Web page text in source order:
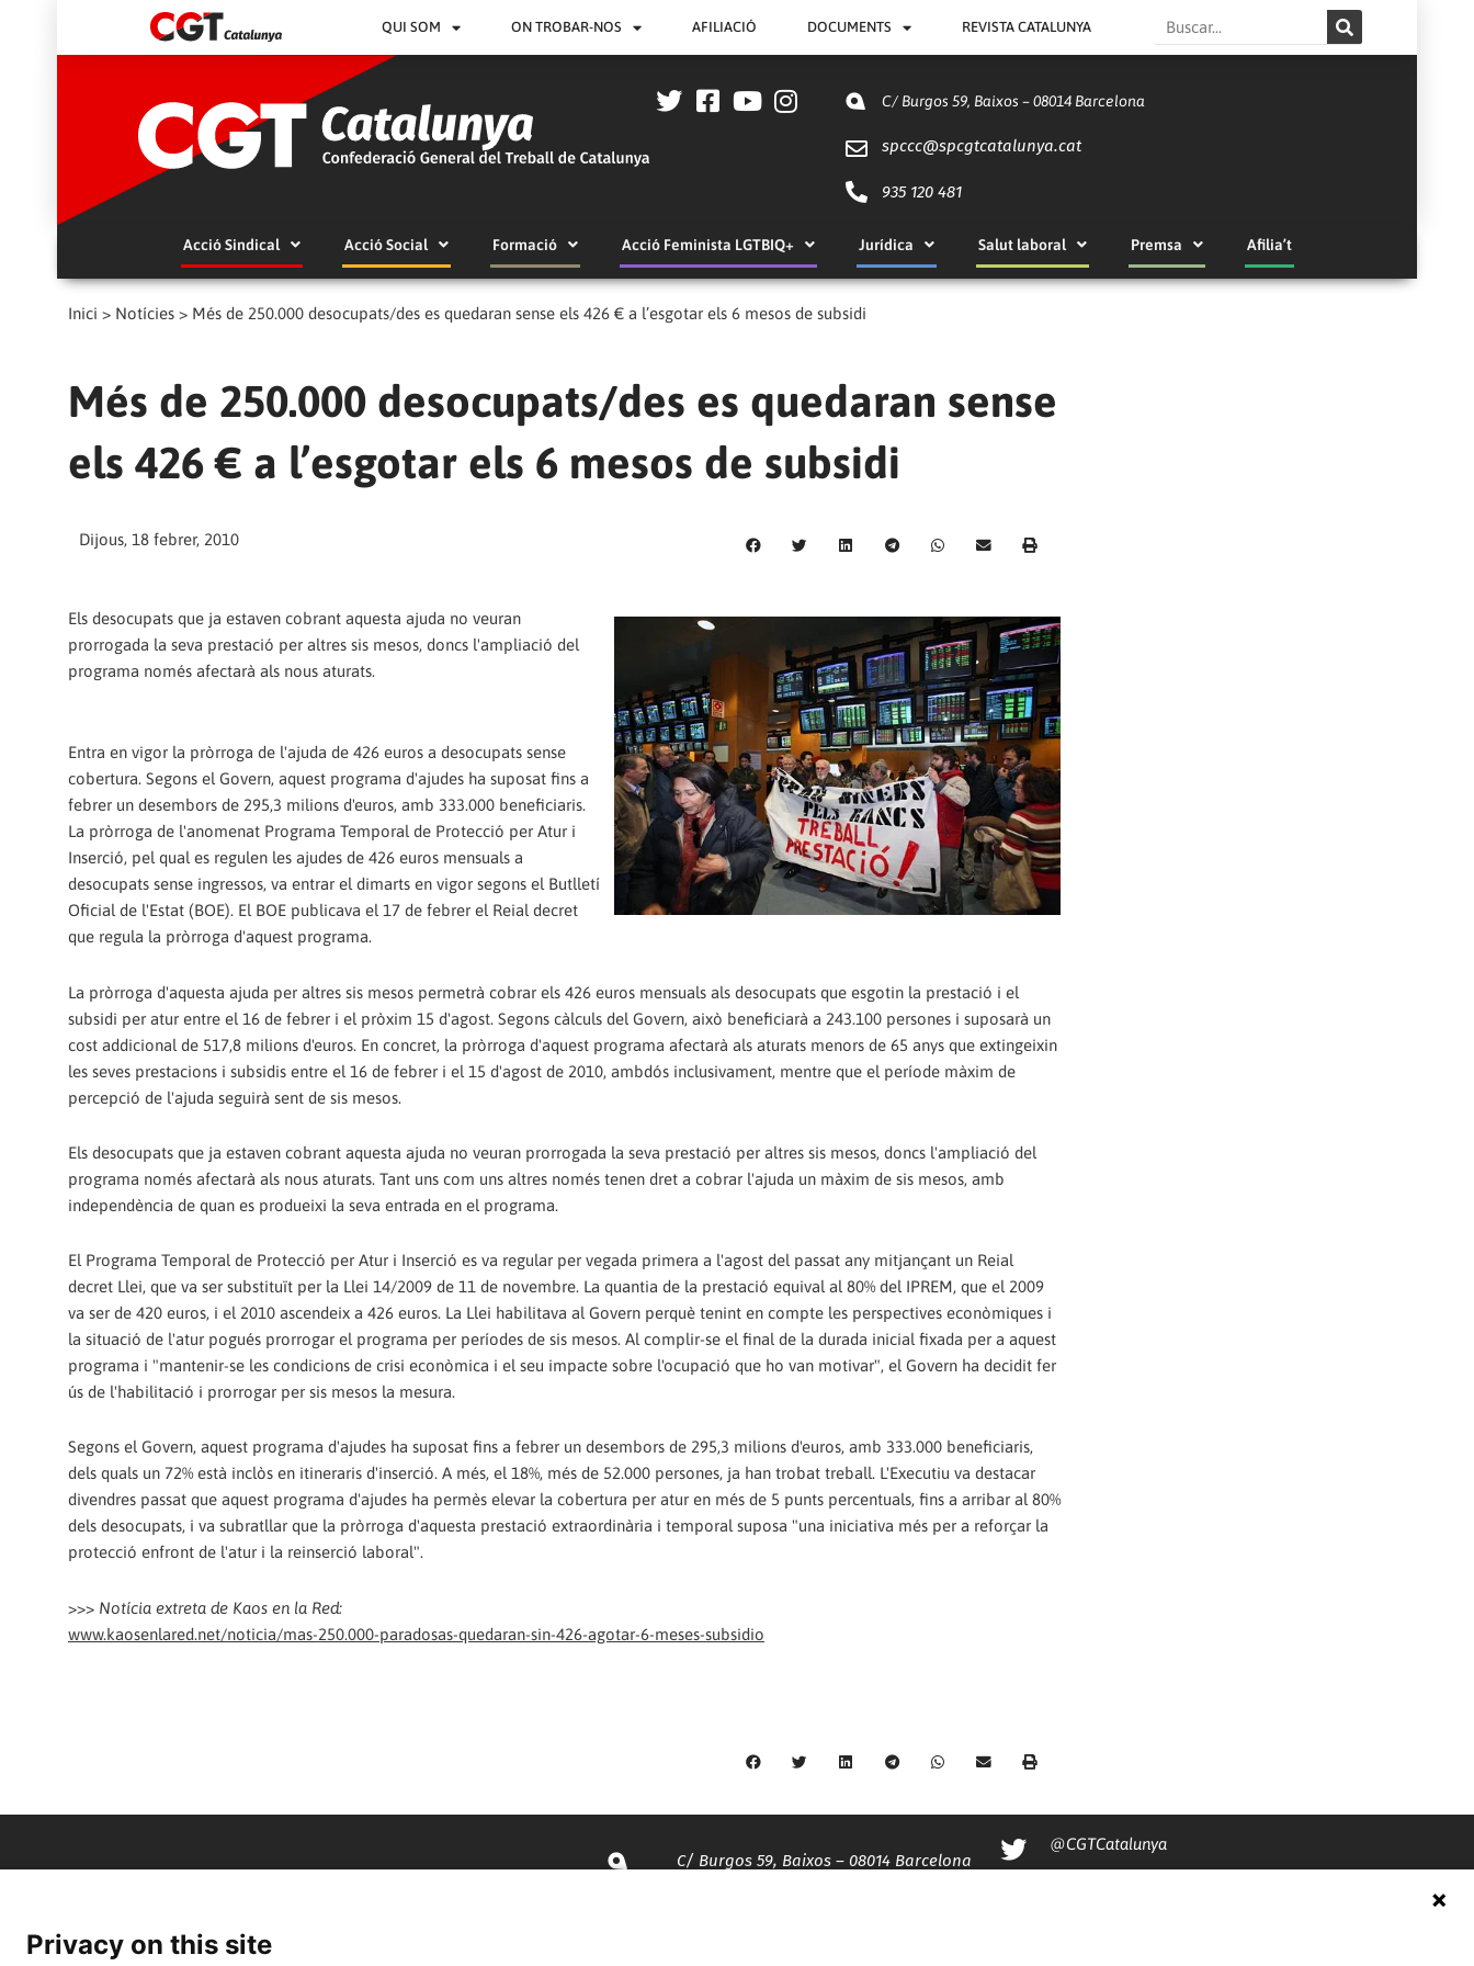
QUI SOM ON TROBAR-NOS AFILIACIÓ DOCUMENTS REVISTA CATALUNYA Search
C/ Burgos 59, Baixos – 08014 Barcelona
spccc@spcgtcatalunya.cat
935 120 481
Acció Sindical Acció Social Formació Acció Feminista LGTBIQ+ Jurídica Salut laboral Premsa Afilia’t
Inici > Notícies > Més de 250.000 desocupats/des es quedaran sense els 426 € a l’esgotar els 6 mesos de subsidi
Més de 250.000 desocupats/des es quedaran sense
els 426 € a l’esgotar els 6 mesos de subsidi
Dijous, 18 febrer, 2010
Els desocupats que ja estaven cobrant aquesta ajuda no veuran
prorrogada la seva prestació per altres sis mesos, doncs l'ampliació del
programa només afectarà als nous aturats.
Entra en vigor la pròrroga de l'ajuda de 426 euros a desocupats sense
cobertura. Segons el Govern, aquest programa d'ajudes ha suposat fins a
febrer un desembors de 295,3 milions d'euros, amb 333.000 beneficiaris.
La pròrroga de l'anomenat Programa Temporal de Protecció per Atur i
Inserció, pel qual es regulen les ajudes de 426 euros mensuals a
desocupats sense ingressos, va entrar el dimarts en vigor segons el Butlletí
Oficial de l'Estat (BOE). El BOE publicava el 17 de febrer el Reial decret
que regula la pròrroga d'aquest programa.
La pròrroga d'aquesta ajuda per altres sis mesos permetrà cobrar els 426 euros mensuals als desocupats que esgotin la prestació i el
subsidi per atur entre el 16 de febrer i el pròxim 15 d'agost. Segons càlculs del Govern, això beneficiarà a 243.100 persones i suposarà un
cost addicional de 517,8 milions d'euros. En concret, la pròrroga d'aquest programa afectarà als aturats menors de 65 anys que extingeixin
les seves prestacions i subsidis entre el 16 de febrer i el 15 d'agost de 2010, ambdós inclusivament, mentre que el període màxim de
percepció de l'ajuda seguirà sent de sis mesos.
Els desocupats que ja estaven cobrant aquesta ajuda no veuran prorrogada la seva prestació per altres sis mesos, doncs l'ampliació del
programa només afectarà als nous aturats. Tant uns com uns altres només tenen dret a cobrar l'ajuda un màxim de sis mesos, amb
independència de quan es produeixi la seva entrada en el programa.
El Programa Temporal de Protecció per Atur i Inserció es va regular per vegada primera a l'agost del passat any mitjançant un Reial
decret Llei, que va ser substituït per la Llei 14/2009 de 11 de novembre. La quantia de la prestació equival al 80% del IPREM, que el 2009
va ser de 420 euros, i el 2010 ascendeix a 426 euros. La Llei habilitava al Govern perquè tenint en compte les perspectives econòmiques i
la situació de l'atur pogués prorrogar el programa per períodes de sis mesos. Al complir-se el final de la durada inicial fixada per a aquest
programa i "mantenir-se les condicions de crisi econòmica i el seu impacte sobre l'ocupació que ho van motivar", el Govern ha decidit fer
ús de l'habilitació i prorrogar per sis mesos la mesura.
Segons el Govern, aquest programa d'ajudes ha suposat fins a febrer un desembors de 295,3 milions d'euros, amb 333.000 beneficiaris,
dels quals un 72% està inclòs en itineraris d'inserció. A més, el 18%, més de 52.000 persones, ja han trobat treball. L'Executiu va destacar
divendres passat que aquest programa d'ajudes ha permès elevar la cobertura per atur en més de 5 punts percentuals, fins a arribar al 80%
dels desocupats, i va subratllar que la pròrroga d'aquesta prestació extraordinària i temporal suposa "una iniciativa més per a reforçar la
protecció enfront de l'atur i la reinserció laboral".
>>> Notícia extreta de Kaos en la Red:
www.kaosenlared.net/noticia/mas-250.000-paradosas-quedaran-sin-426-agotar-6-meses-subsidio
C/ Burgos 59, Baixos – 08014 Barcelona
@CGTCatalunya
Privacy on this site